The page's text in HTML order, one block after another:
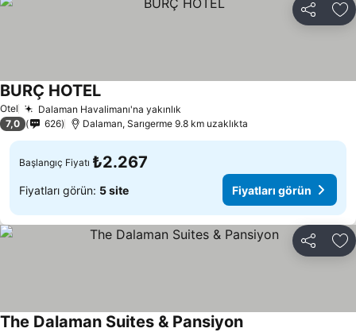
Paylaş
Otel Dalaman Havalimanı'na yakınlık
BURÇ HOTEL
7,0 626 Dalaman, Sarıgerme 9.8 km uzaklıkta
Başlangıç Fiyatı ₺2.267
Fiyatları görün: 5 site Fiyatları görün
Paylaş
The Dalaman Suites & Pansiyon